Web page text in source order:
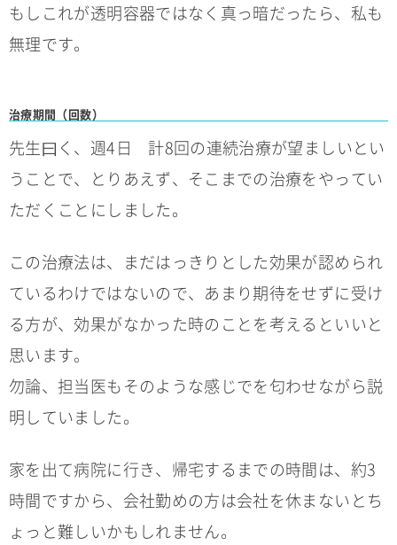
もしこれが透明容器ではなく真っ暗だったら、私も
無理です。
治療期間（回数）
先生曰く、週4日 計8回の連続治療が望ましいとい
うことで、とりあえず、そこまでの治療をやってい
ただくことにしました。
この治療法は、まだはっきりとした効果が認められ
ているわけではないので、あまり期待をせずに受け
る方が、効果がなかった時のことを考えるといいと
思います。
勿論、担当医もそのような感じでを匂わせながら説
明していました。
家を出て病院に行き、帰宅するまでの時間は、約3
時間ですから、会社勤めの方は会社を休まないとち
ょっと難しいかもしれません。